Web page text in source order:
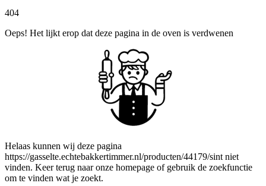
404
Oeps! Het lijkt erop dat deze pagina in de oven is verdwenen
Helaas kunnen wij deze pagina
https://gasselte.echtebakkertimmer.nl/producten/44179/sint niet
vinden. Keer terug naar onze homepage of gebruik de zoekfunctie
om te vinden wat je zoekt.